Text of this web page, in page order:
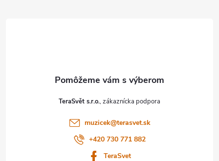
TeraSvět s.r.o.
muzicek@terasvet.sk
+420 730 771 882
TeraSvet